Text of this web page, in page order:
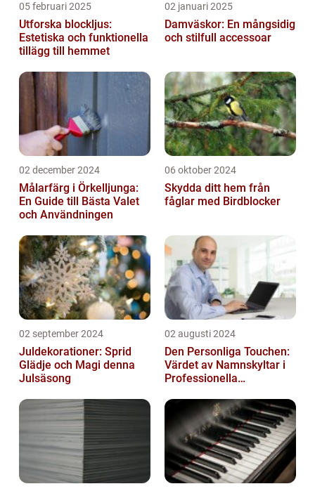
05 februari 2025
Utforska blockljus:
Estetiska och funktionella
tillägg till hemmet
02 januari 2025
Damväskor: En mångsidig
och stilfull accessoar
02 december 2024
Målarfärg i Örkelljunga:
En Guide till Bästa Valet
och Användningen
06 oktober 2024
Skydda ditt hem från
fåglar med Birdblocker
02 september 2024
Juldekorationer: Sprid
Glädje och Magi denna
Julsäsong
02 augusti 2024
Den Personliga Touchen:
Värdet av Namnskyltar i
Professionella